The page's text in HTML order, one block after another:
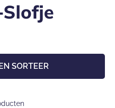
SORTEER